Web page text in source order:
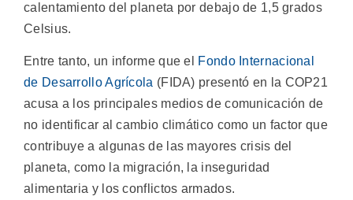
calentamiento del planeta por debajo de 1,5 grados
Celsius.
Entre tanto, un informe que el Fondo Internacional
de Desarrollo Agrícola (FIDA) presentó en la COP21
acusa a los principales medios de comunicación de
no identificar al cambio climático como un factor que
contribuye a algunas de las mayores crisis del
planeta, como la migración, la inseguridad
alimentaria y los conflictos armados.